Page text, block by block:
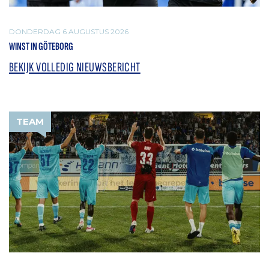
DONDERDAG 6 AUGUSTUS 2026
WINST IN GÖTEBORG
BEKIJK VOLLEDIG NIEUWSBERICHT
TEAM